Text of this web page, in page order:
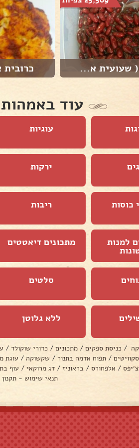
שעועית א... כרובית
עוד
עוגיות
ירקות
כוסות ריבות
למנות מתכונים דיאטטים
סלטים
ללא גלוטן
/ כניסת ספקים / מתכונים / כדורי שוקולד /
/ תפוח אדמה בתנור / שקשוקה / עוגת
/ אלפחורס / בראוניז / דג מרוקאי / עוף
תנאי שימוש - תקנון